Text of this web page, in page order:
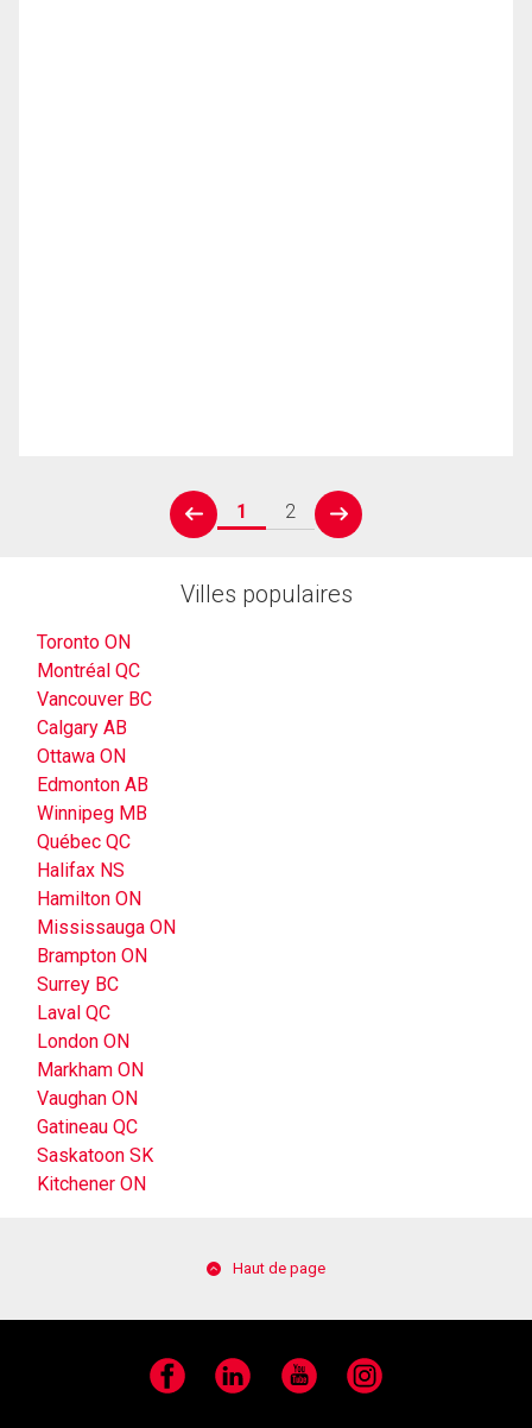
prev
1 2
next
Villes populaires
Toronto ON
Montréal QC
Vancouver BC
Calgary AB
Ottawa ON
Edmonton AB
Winnipeg MB
Québec QC
Halifax NS
Hamilton ON
Mississauga ON
Brampton ON
Surrey BC
Laval QC
London ON
Markham ON
Vaughan ON
Gatineau QC
Saskatoon SK
Kitchener ON
Haut de page
Facebook LinkedIn YouTube Instagram